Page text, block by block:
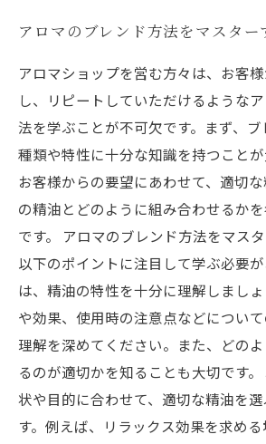
アロマのブレンド方法をマスター
アロマショップを営む方々は、お客
し、リピートしていただけるような
法を学ぶことが不可欠です。まず、
種類や特性に十分な知識を持つことが
お客様からの要望にあわせて、適切
の精油とどのように組み合わせるか
です。 アロマのブレンド方法をマスタ
以下のポイントに注目して学ぶ必要
は、精油の特性を十分に理解しまし
や効果、使用時の注意点などについて
理解を深めてください。また、どの
るのが適切かを知ることも大切です
状や目的に合わせて、適切な精油を
す。例えば、リラックス効果を求め